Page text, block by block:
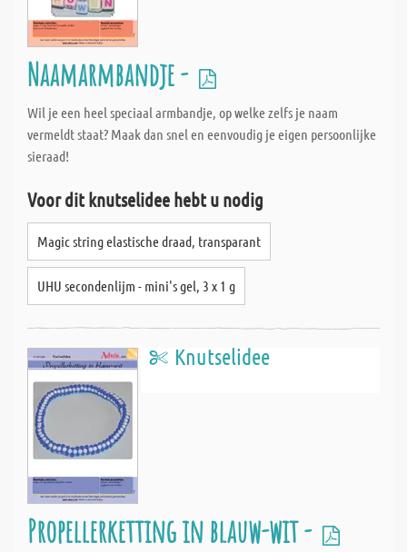
Naamarmbandje -
Wil je een heel speciaal armbandje, op welke zelfs je naam
vermeldt staat? Maak dan snel en eenvoudig je eigen persoonlijke
sieraad!
Voor dit knutselidee hebt u nodig
Magic string elastische draad, transparant
UHU secondenlijm - mini's gel, 3 x 1 g
Knutselidee
Propellerketting in blauw-wit -